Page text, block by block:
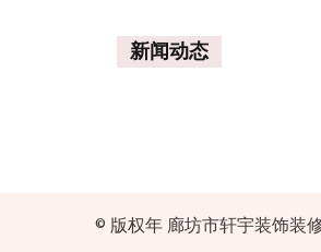
新闻动态
© 版权年 廊坊市轩宇装饰装